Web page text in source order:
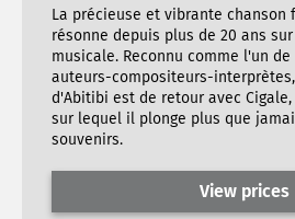
La précieuse et vibrante chanson
résonne depuis plus de 20 ans
musicale. Reconnu comme l'un
auteurs-compositeurs-
d'Abitibi est de retour avec
sur lequel il plonge plus que
souvenirs.
View prices